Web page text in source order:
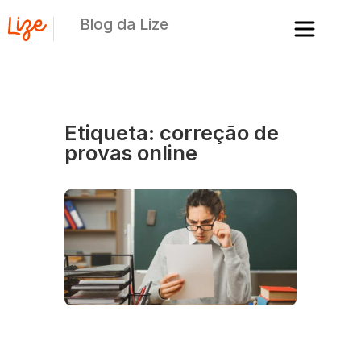
Blog da Lize
Etiqueta: correção de
provas online